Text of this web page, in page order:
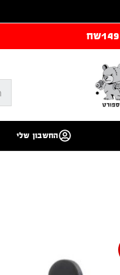
החשבון שלי